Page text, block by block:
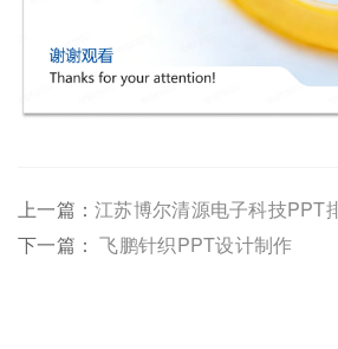
上一篇：江苏博尔清源电子科技PPT
下一篇：飞鹏针织PPT设计制作